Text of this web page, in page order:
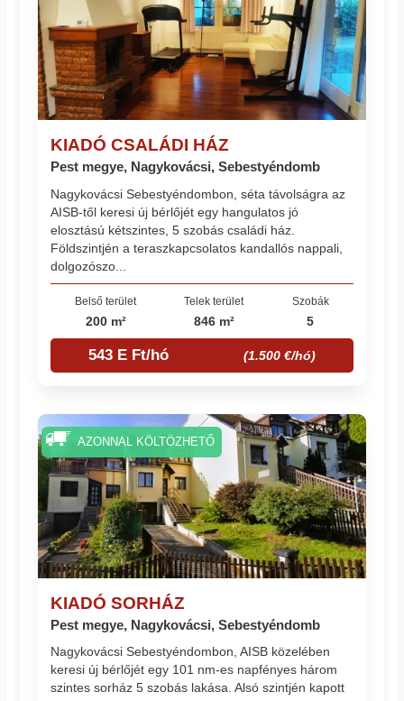
KIADÓ CSALÁDI HÁZ
Pest megye, Nagykovácsi, Sebestyéndomb
Nagykovácsi Sebestyéndombon, séta távolságra az
AISB-től keresi új bérlőjét egy hangulatos jó
elosztású kétszintes, 5 szobás családi ház.
Földszintjén a teraszkapcsolatos kandallós nappali,
dolgozószo...
Belső terület
200 m²
Telek terület
846 m²
Szobák
5
543 E Ft/hó (1.500 €/hó)
KIADÓ SORHÁZ
Pest megye, Nagykovácsi, Sebestyéndomb
Nagykovácsi Sebestyéndombon, AISB közelében
keresi új bérlőjét egy 101 nm-es napfényes három
szintes sorház 5 szobás lakása. Alsó szintjén kapott
AZONNAL KÖLTÖZHETŐ